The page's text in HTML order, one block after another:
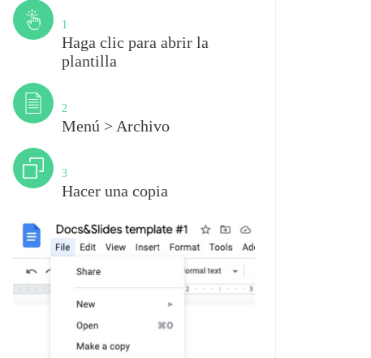
1
Haga clic para abrir la
plantilla
2
Menú > Archivo
3
Hacer una copia